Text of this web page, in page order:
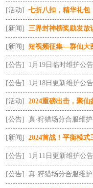
[活动] 七折八扣，精华礼包
[新闻] 三界封神榜奖励发放
[新闻] 短视频征集—群仙大
[公告] 1月19日临时维护公告
[公告] 1月18日更新维护公告
[活动] 2024重磅出击，聚
[公告] 真·狩猎场分合服维
[新闻] 2024首战！平衡模
[公告] 1月11日更新维护公告
[公告] 真·狩猎场分合服维